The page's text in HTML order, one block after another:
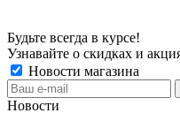
Будьте всегда в курсе!
Узнавайте о скидках и
Новости магазина
Новости